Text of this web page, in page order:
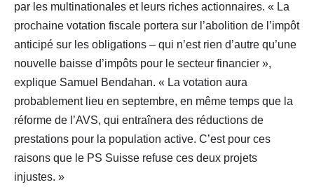
par les multinationales et leurs riches actionnaires. « La
prochaine votation fiscale portera sur l’abolition de l’impôt
anticipé sur les obligations – qui n’est rien d’autre qu’une
nouvelle baisse d’impôts pour le secteur financier »,
explique Samuel Bendahan. « La votation aura
probablement lieu en septembre, en même temps que la
réforme de l’AVS, qui entraînera des réductions de
prestations pour la population active. C’est pour ces
raisons que le PS Suisse refuse ces deux projets
injustes. »